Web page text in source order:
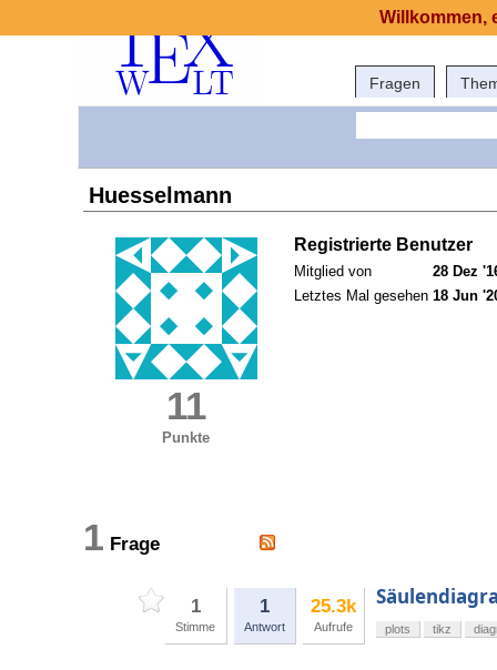
Fragen
Huesselmann
11
Punkte
Registrierte Benutzer
Mitglied von
28 Dez
Letztes Mal gesehen 18 Jun
1 Frage
1
Stimme
1
Antwort
25.3k
Aufrufe plots tikz
Willkommen,